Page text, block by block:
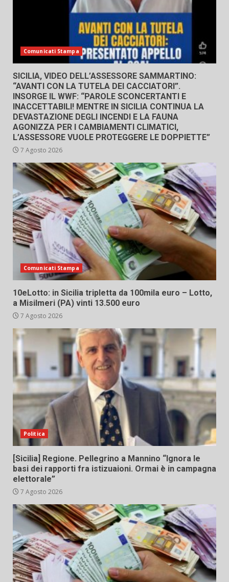
Comunicati Stampa
SICILIA, VIDEO DELL’ASSESSORE SAMMARTINO:
“AVANTI CON LA TUTELA DEI CACCIATORI”.
INSORGE IL WWF: “PAROLE SCONCERTANTI E
INACCETTABILI! MENTRE IN SICILIA CONTINUA LA
DEVASTAZIONE DEGLI INCENDI E LA FAUNA
AGONIZZA PER I CAMBIAMENTI CLIMATICI,
L’ASSESSORE VUOLE PROTEGGERE LE DOPPIETTE”
7 Agosto 2026
Comunicati Stampa
10eLotto: in Sicilia tripletta da 100mila euro – Lotto,
a Misilmeri (PA) vinti 13.500 euro
7 Agosto 2026
Politica
[Sicilia] Regione. Pellegrino a Mannino “Ignora le
basi dei rapporti fra istizuaioni. Ormai è in campagna
elettorale”
7 Agosto 2026